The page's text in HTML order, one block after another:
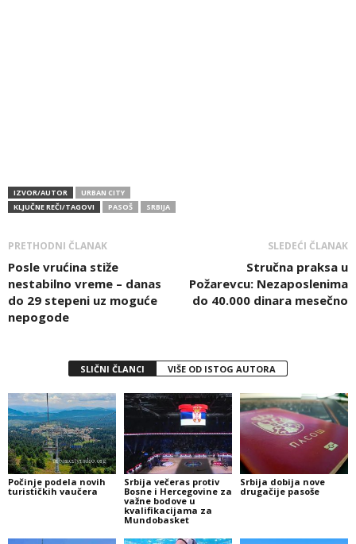
IZVOR/AUTOR
URBAN CITY
KLJUČNE REČI/TAGOVI
PASOŠ SRBIJA
PRETHODNI ČLANAK
Posle vrućina stiže
nestabilno vreme – danas
do 29 stepeni uz moguće
nepogode
SLEDEĆI ČLANAK
Stručna praksa u
Požarevcu: Nezaposlenima
do 40.000 dinara mesečno
SLIČNI ČLANCI VIŠE OD ISTOG AUTORA
Počinje podela novih
turističkih vaučera
Srbija večeras protiv
Bosne i Hercegovine za
važne bodove u
kvalifikacijama za
Mundobasket
Srbija dobija nove
drugačije pasoše